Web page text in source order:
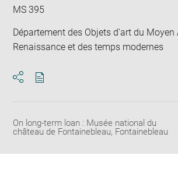
MS 395
Département des Objets d'art du Moyen
Renaissance et des temps modernes
On long-term loan : Musée national du
château de Fontainebleau, Fontainebleau